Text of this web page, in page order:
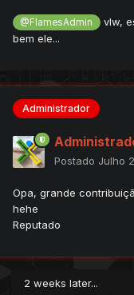
@FlamesAdmin
vlw,
bem ele...
Administrador
Postado Julho
Opa, grande
hehe
Reputado
2 weeks later...